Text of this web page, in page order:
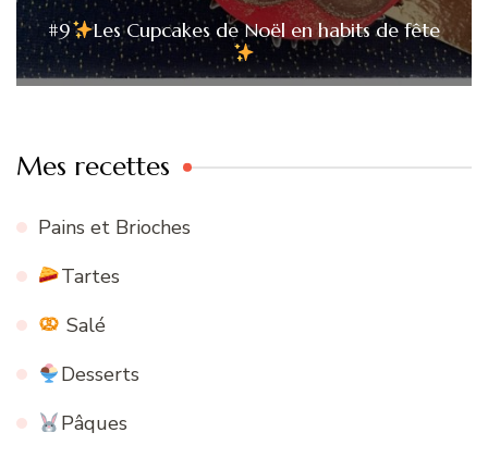
#9 Les Cupcakes de Noël en habits de fête
Mes recettes
Pains et Brioches
Tartes
Salé
Desserts
Pâques